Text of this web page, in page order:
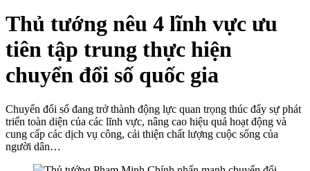
Thủ tướng nêu 4 lĩnh vực ưu
tiên tập trung thực hiện
chuyển đổi số quốc gia
Chuyển đổi số đang trở thành động lực quan trọng thúc đẩy sự phát
triển toàn diện của các lĩnh vực, nâng cao hiệu quả hoạt động và
cung cấp các dịch vụ công, cải thiện chất lượng cuộc sống của
người dân…